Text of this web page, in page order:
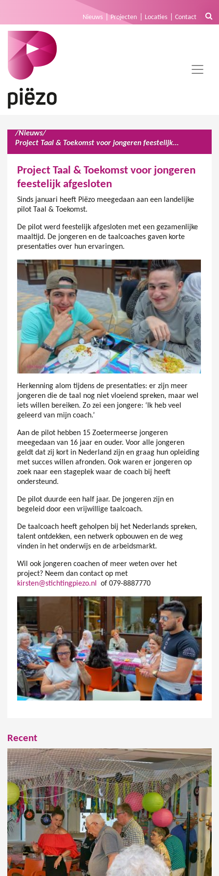
Nieuws Projecten Locaties Contact
/Nieuws/
Project Taal & Toekomst voor jongeren feestelijk afgesloten
Project Taal & Toekomst voor jongeren
feestelijk afgesloten
Sinds januari heeft Piëzo meegedaan aan een landelijke
pilot Taal & Toekomst.
De pilot werd feestelijk afgesloten met een gezamenlijke
maaltijd. De jongeren en de taalcoaches gaven korte
presentaties over hun ervaringen.
Herkenning alom tijdens de presentaties: er zijn meer
jongeren die de taal nog niet vloeiend spreken, maar wel
iets willen bereiken. Zo zei een jongere: ‘Ik heb veel
geleerd van mijn coach.’
Aan de pilot hebben 15 Zoetermeerse jongeren
meegedaan van 16 jaar en ouder. Voor alle jongeren
geldt dat zij kort in Nederland zijn en graag hun opleiding
met succes willen afronden. Ook waren er jongeren op
zoek naar een stageplek waar de coach bij heeft
ondersteund.
De pilot duurde een half jaar. De jongeren zijn en
begeleid door een vrijwillige taalcoach.
De taalcoach heeft geholpen bij het Nederlands spreken,
talent ontdekken, een netwerk opbouwen en de weg
vinden in het onderwijs en de arbeidsmarkt.
Wil ook jongeren coachen of meer weten over het
project? Neem dan contact op met
kirsten@stichtingpiezo.nl
of 079-8887770
Recent